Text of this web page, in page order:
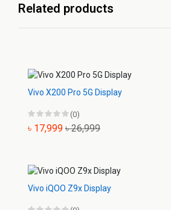
Related products
Vivo X200 Pro 5G Display
(0)
৳ 17,999 ৳ 26,999
Vivo iQOO Z9x Display